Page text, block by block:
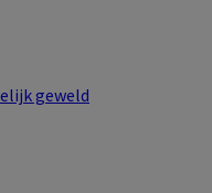
geweld